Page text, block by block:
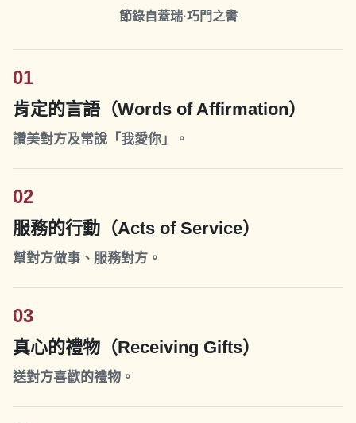
節錄自蓋瑞·巧門之書
01
肯定的言語（Words of Affirmation）
讚美對方及常說「我愛你」。
02
服務的行動（Acts of Service）
幫對方做事、服務對方。
03
真心的禮物（Receiving Gifts）
送對方喜歡的禮物。